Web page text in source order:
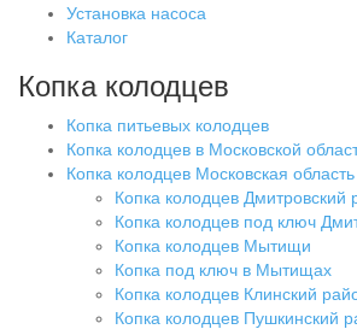
Установка насоса
Каталог
Копка колодцев
Копка питьевых колодцев
Копка колодцев в Московской
Копка колодцев Московская область
Копка колодцев Дмитровский
Копка колодцев под ключ
Копка колодцев Мытищи
Копка под ключ в Мытищах
Копка колодцев Клинский
Копка колодцев Пушкинский